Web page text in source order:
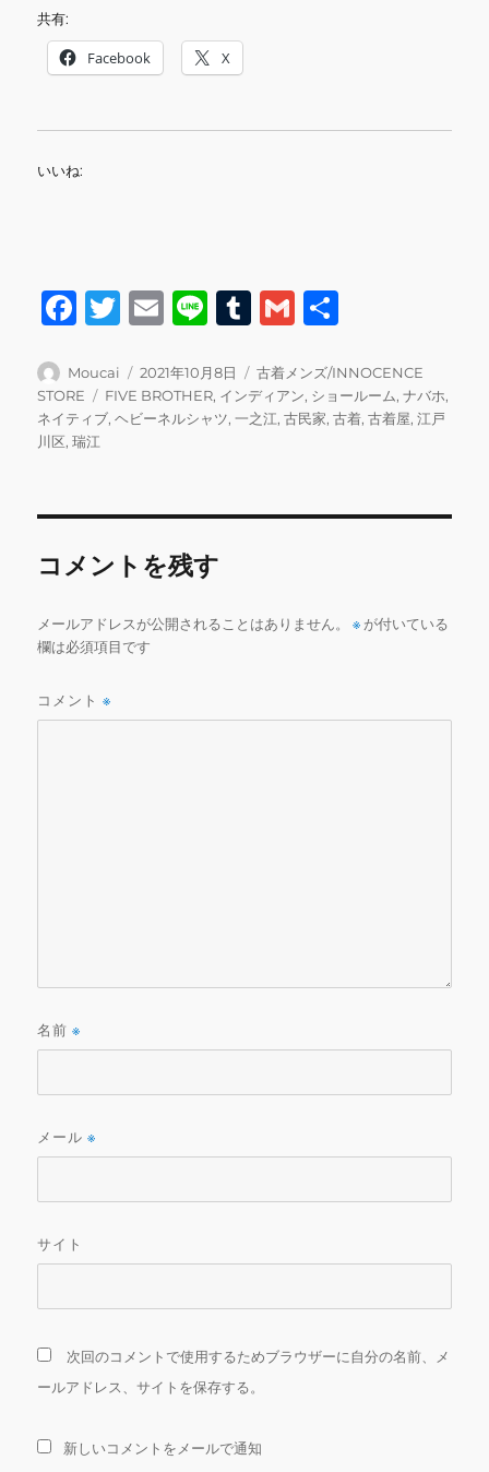
共有:
Facebook X
いいね:
F
c
e
b
o
k
T
it
te
E
ai
l
Li
e
T
m
bl
G
ai
l
投
稿
者
Moucai
投
稿
日:
2021年10月8日
カ
テ
ゴ
古着メンズ/INNOCENCE
STORE
タ
グ
FIVE BROTHER, インディアン, ショールーム,ナバホ,
ネイティブ,ヘビーネルシャツ,一之江,古民家,古着,古着屋,江戸
川区,瑞江
コメントを残す
メールアドレスが公開されることはありません。 ※が付いている
欄は必須項目です
コメント※
名前※
メール※
サイト
次回のコメントで使用するためブラウザーに自分の名前、メ
ールアドレス、サイトを保存する。
新しいコメントをメールで通知